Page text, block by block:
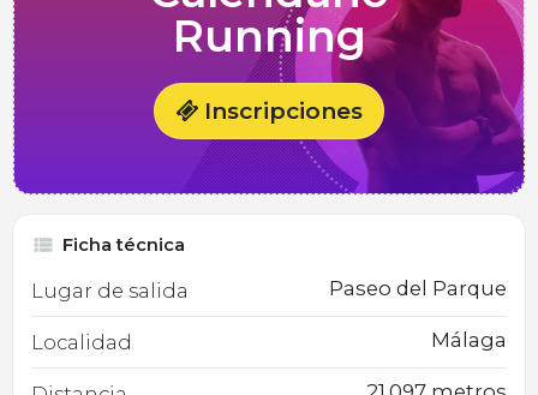
Running
Inscripciones
Ficha técnica
Lugar de salida Paseo del Parque
Localidad Málaga